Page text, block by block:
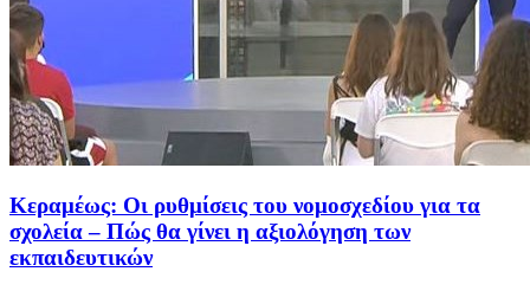
Κεραμέως: Οι ρυθμίσεις του νομοσχεδίου για τα
σχολεία – Πώς θα γίνει η αξιολόγηση των
εκπαιδευτικών